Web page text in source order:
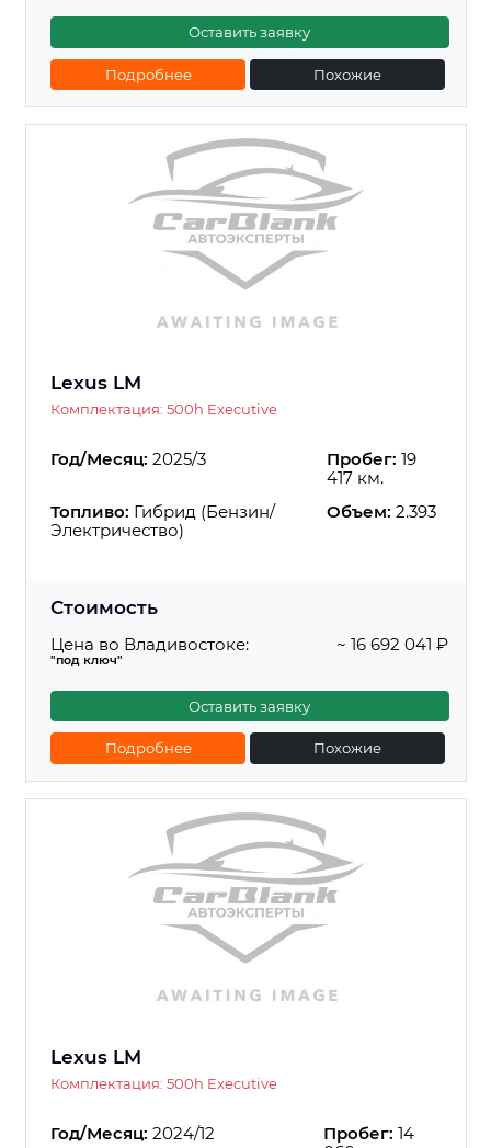
Оставить заявку
Подробнее Похожие
Lexus LM
Комплектация: 500h Executive
Год/Месяц: 2025/3 Пробег: 19
417 км.
Топливо: Гибрид (Бензин/
Электричество)
Объем: 2.393
Стоимость
Цена во Владивостоке:
"под ключ"
~ 16 692 041 ₽
Оставить заявку
Подробнее Похожие
Lexus LM
Комплектация: 500h Executive
Год/Месяц: 2024/12 Пробег: 14